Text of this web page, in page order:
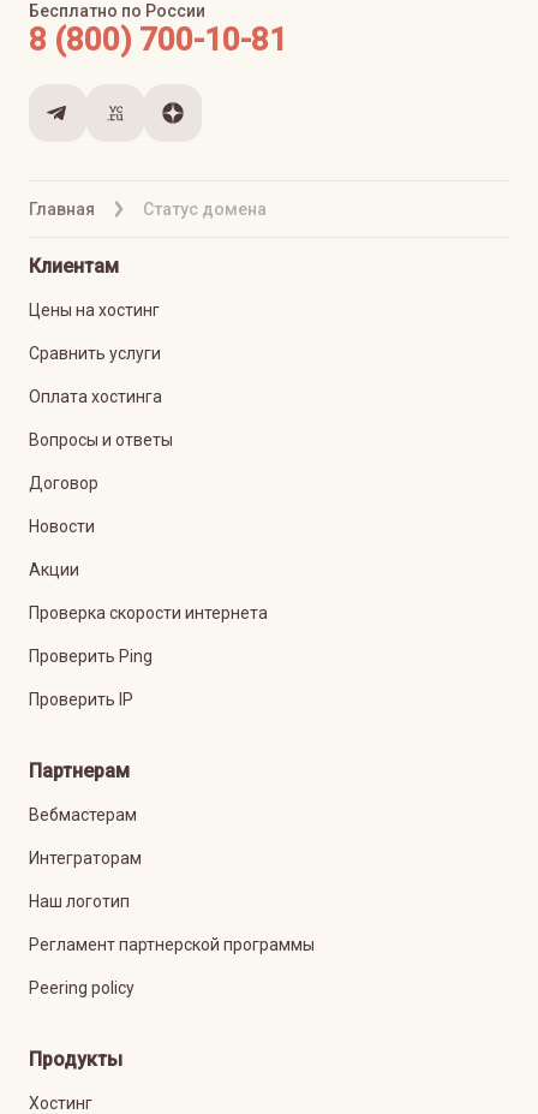
Главная Статус домена
Бесплатно по России
8 (800) 700-10-81
Клиентам
Цены на хостинг
Сравнить услуги
Оплата хостинга
Вопросы и ответы
Договор
Новости
Акции
Проверка скорости интернета
Проверить Ping
Проверить IP
Партнерам
Вебмастерам
Интеграторам
Наш логотип
Регламент партнерской программы
Peering policy
Продукты
Хостинг